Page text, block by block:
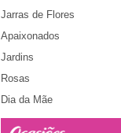
Jarras de Flores
Apaixonados
Jardins
Rosas
Dia da Mãe